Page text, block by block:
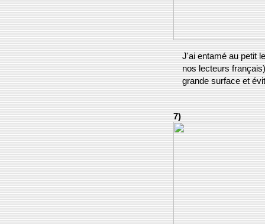
J'ai entamé au petit
nos lecteurs
grande surface et
7)